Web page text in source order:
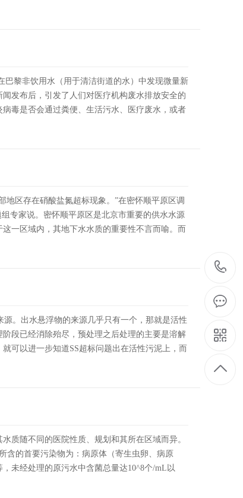
黎非饮用水（用于清洁街道的水）中发现微量新
发布后，引发了人们对医疗机构废水排放安全的
毒是否会通过粪便、生活污水、医疗废水，或者
地区存在硝酸盐氮超标现象。”在密怀顺平原区调
专家说。密怀顺平原区是北京市重要的供水水源
一区域内，其地下水水质的重要性不言而喻。而
。出水悬浮物的来源几乎只有一个，那就是活性
段已经消除殆尽，预处理之后处理的主要是溶解
可以进一步知道SS超标问题出在活性污泥上，而
质随不同的医院性质、规划和其所在区域而异。
含的首要污染物为：病原体（寄生虫卵、病原
未经处理的原污水中含菌总量达10^8个/mL以